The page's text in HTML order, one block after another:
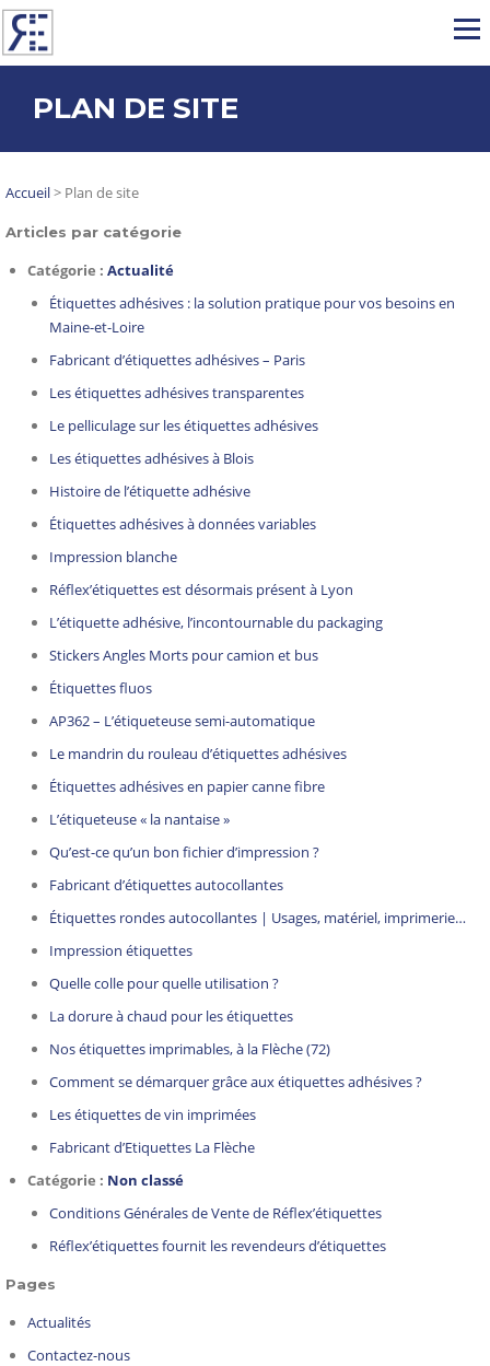
Aller au contenu
Menu
PLAN DE SITE
Accueil> Plan de site
Articles par catégorie
Catégorie : Actualité
Étiquettes adhésives : la solution pratique pour vos besoins en
Maine-et-Loire
Fabricant d’étiquettes adhésives – Paris
Les étiquettes adhésives transparentes
Le pelliculage sur les étiquettes adhésives
Les étiquettes adhésives à Blois
Histoire de l’étiquette adhésive
Étiquettes adhésives à données variables
Impression blanche
Réflex’étiquettes est désormais présent à Lyon
L’étiquette adhésive, l’incontournable du packaging
Stickers Angles Morts pour camion et bus
Étiquettes fluos
AP362 – L’étiqueteuse semi-automatique
Le mandrin du rouleau d’étiquettes adhésives
Étiquettes adhésives en papier canne fibre
L’étiqueteuse « la nantaise »
Qu’est-ce qu’un bon fichier d’impression ?
Fabricant d’étiquettes autocollantes
Étiquettes rondes autocollantes | Usages, matériel, imprimerie…
Impression étiquettes
Quelle colle pour quelle utilisation ?
La dorure à chaud pour les étiquettes
Nos étiquettes imprimables, à la Flèche (72)
Comment se démarquer grâce aux étiquettes adhésives ?
Les étiquettes de vin imprimées
Fabricant d’Etiquettes La Flèche
Catégorie : Non classé
Conditions Générales de Vente de Réflex’étiquettes
Réflex’étiquettes fournit les revendeurs d’étiquettes
Pages
Actualités
Contactez-nous